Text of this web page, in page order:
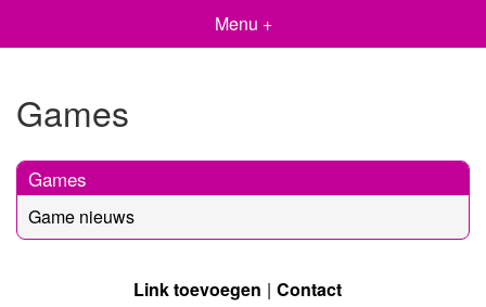
Menu +
Games
Games
Game nieuws
Link toevoegen Contact